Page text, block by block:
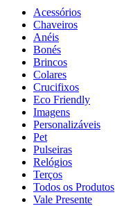
Acessórios
Chaveiros
Anéis
Bonés
Brincos
Colares
Crucifixos
Eco Friendly
Imagens
Personalizáveis
Pet
Pulseiras
Relógios
Terços
Todos os Produtos
Vale Presente